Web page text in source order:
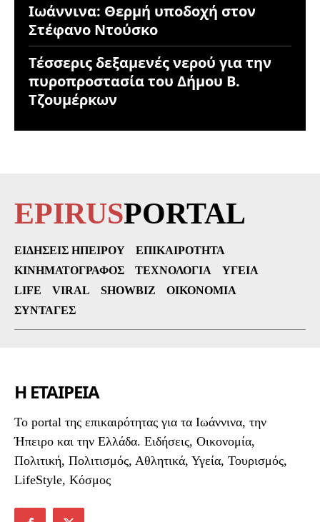
Ιωάννινα: Θερμή υποδοχή στον
Στέφανο Ντούσκο
Τέσσερις δεξαμενές νερού για την
πυροπροστασία του Δήμου Β.
Τζουμέρκων
EPIRUSPORTAL
ΕΙΔΉΣΕΙΣ ΗΠΕΊΡΟΥ
ΕΠΙΚΑΙΡΌΤΗΤΑ
ΚΙΝΗΜΑΤΟΓΡΆΦΟΣ
ΤΕΧΝΟΛΟΓΊΑ
ΥΓΕΊΑ
LIFE
VIRAL SHOWBIZ
ΟΙΚΟΝΟΜΊΑ
ΣΥΝΤΑΓΈΣ
Η ΕΤΑΙΡΕΙΑ
To portal της επικαιρότητας για τα Ιωάννινα, την
Ήπειρο και την Ελλάδα. Ειδήσεις, Οικονομία,
Πολιτική, Πολιτισμός, Αθλητικά, Υγεία, Τουρισμός,
LifeStyle, Κόσμος